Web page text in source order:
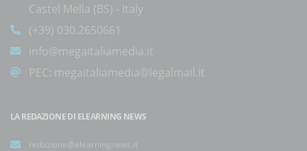
Castel Mella (BS) - Italy
(+39) 030.2650661
info@megaitaliamedia.it
PEC: megaitaliamedia@legalmail.it
LA REDAZIONE DI ELEARNING NEWS
redazione@elearningnews.it